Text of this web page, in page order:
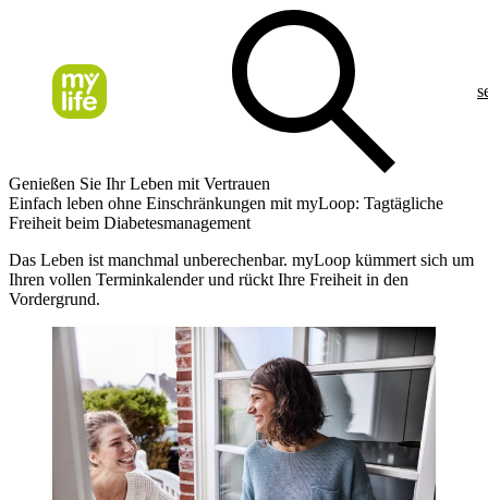
Genießen Sie Ihr Leben mit Vertrauen
Einfach leben ohne Einschränkungen mit myLoop: Tagtägliche
Freiheit beim Diabetesmanagement
Das Leben ist manchmal unberechenbar. myLoop kümmert sich um
Ihren vollen Terminkalender und rückt Ihre Freiheit in den
Vordergrund.